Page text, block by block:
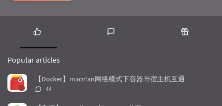
P
p
u
l
a
e
s
Popular articles
【Docker】macvlan网络模式下容器与宿主机互通
评
44